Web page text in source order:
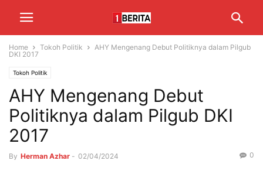
Home Tokoh Politik
AHY Mengenang Debut Politiknya dalam Pilgub
DKI 2017
Tokoh Politik
AHY Mengenang Debut
Politiknya dalam Pilgub DKI
2017
By Herman Azhar - 02/04/2024 0